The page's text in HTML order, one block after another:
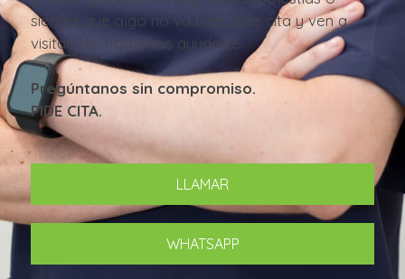
sientes que algo no va bien, pide cita y ven a
visitarnos. Podemos ayudarte.
Pregúntanos sin compromiso.
PIDE CITA.
LLAMAR
WHATSAPP